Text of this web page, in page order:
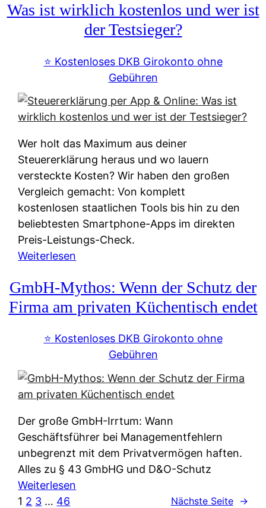
r
e
u
s
u
n
f
t
e
i
e
W
e
r
s
i
c
h
e
t
h
g
s
y
t
e
m
M
I
R
:
W
e
u
d
n
w
l
c
h
e
n
Was ist wirklich kostenlos und wer ist
der Testsieger?
⭐️ Kostenloses DKB Girokonto ohne
Gebühren
Wer holt das Maximum aus deiner
Steuererklärung heraus und wo lauern
versteckte Kosten? Wir haben den großen
Vergleich gemacht: Von komplett
kostenlosen staatlichen Tools bis hin zu den
beliebtesten Smartphone-Apps im direkten
Preis-Leistungs-Check.
Weiterlesen
t
e
u
e
r
k
l
ä
u
GmbH-Mythos: Wenn der Schutz der
Firma am privaten Küchentisch endet
⭐️ Kostenloses DKB Girokonto ohne
Gebühren
Der große GmbH-Irrtum: Wann
Geschäftsführer bei Managementfehlern
unbegrenzt mit dem Privatvermögen haften.
Alles zu § 43 GmbHG und D&O-Schutz
Weiterlesen
1 2 3 … 46 Nächste Seite →